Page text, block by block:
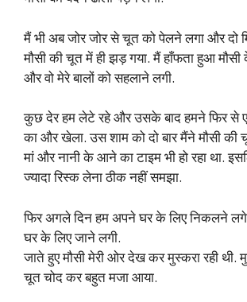
मैं भी अब जोर जोर से चूत को पेलने लगा और दो
मौसी की चूत में ही झड़ गया. मैं हाँफता हुआ
और वो मेरे बालों को सहलाने लगी.
कुछ देर हम लेटे रहे और उसके बाद हमने फिर से
का और खेला. उस शाम को दो बार मैंने मौसी की
मां और नानी के आने का टाइम भी हो रहा था.
ज्यादा रिस्क लेना ठीक नहीं समझा.
फिर अगले दिन हम अपने घर के लिए निकलने
घर के लिए जाने लगी.
जाते हुए मौसी मेरी ओर देख कर मुस्करा रही थी.
चूत चोद कर बहुत मजा आया.